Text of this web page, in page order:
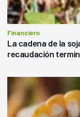
Financiero
La cadena de la
recaudación